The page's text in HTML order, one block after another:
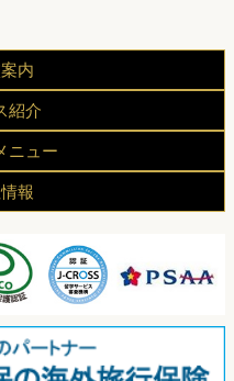
内
れる理由
ス
在先
れ
声
質問
紹介
ース
グラム
ース
ジメント学科
科
メント学科
ラム学科
ニュー
へ
方へ
様へ
報
要
方針
せ